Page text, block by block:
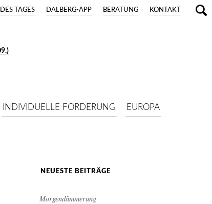
KONTAKT
BERATUNG
DALBERG-APP
TAGES
INDIVIDUELLE FÖRDERUNG EUROPA
NEUESTE BEITRÄGE
Morgendämmerung